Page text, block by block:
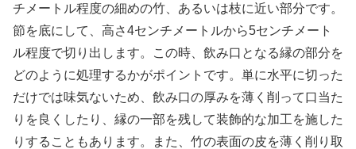
チメートル程度の細めの竹、あるいは枝に近い部分です。
節を底にして、高さ4センチメートルから5センチメート
ル程度で切り出します。この時、飲み口となる縁の部分を
どのように処理するかがポイントです。単に水平に切った
だけでは味気ないため、飲み口の厚みを薄く削って口当た
りを良くしたり、縁の一部を残して装飾的な加工を施した
りすることもあります。また、竹の表面の皮を薄く削り取